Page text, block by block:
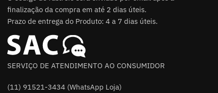
finalização da compra em até 2 dias úteis.
Prazo de entrega do Produto: 4 a 7 dias úteis.
SERVIÇO DE ATENDIMENTO AO CONSUMIDOR
(11) 91521-3434 (WhatsApp Loja)